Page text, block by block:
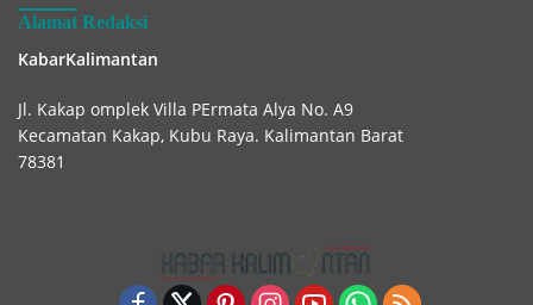
Alamat Redaksi
KabarKalimantan
Jl. Kakap omplek Villa PErmata Alya No. A9
Kecamatan Kakap, Kubu Raya. Kalimantan Barat
78381